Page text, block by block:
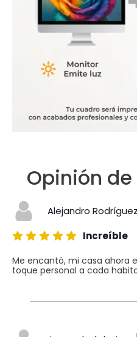
Opinión
Alejandro Rodríguez
Increíble
Me encantó, mi casa ahora
toque personal a cada